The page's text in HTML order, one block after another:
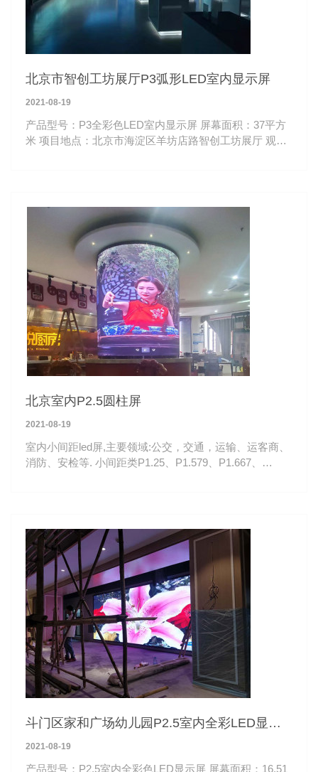
北京市智创工坊展厅P3弧形LED室内显示屏
2021-08-19
产品型号：P3全彩色LED室内显示屏 屏幕面积：37平方
米 项目地点：北京市海淀区羊坊店路智创工坊展厅 观看
北京室内P2.5圆柱屏
2021-08-19
室内小间距led屏,主要领域:公交，交通，运输、运客商、
消防、安检等. 小间距类P1.25、P1.579、P1.667、
斗门区家和广场幼儿园P2.5室内全彩LED显示
2021-08-19
产品型号：P2.5室内全彩色LED显示屏 屏幕面积：16.51